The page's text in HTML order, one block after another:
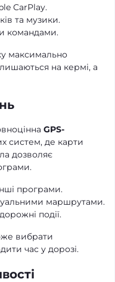
CarPlay.
та музики.
командами.
максимально
на кермі, а
GPS-
систем, де карти
дозволяє
програми.
маршрутами.
події.
вибрати
час у дорозі.